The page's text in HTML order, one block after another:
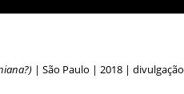
| São Paulo | 2018 | divulgação